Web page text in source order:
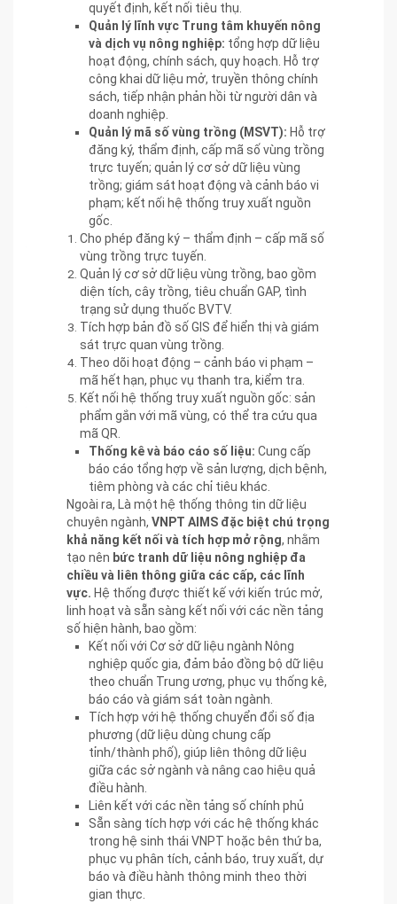
quyết định, kết nối tiêu thụ.
Quản lý lĩnh vực Trung tâm khuyến nông
và dịch vụ nông nghiệp: tổng hợp dữ liệu
hoạt động, chính sách, quy hoạch. Hỗ trợ
công khai dữ liệu mở, truyền thông chính
sách, tiếp nhận phản hồi từ người dân và
doanh nghiệp.
Quản lý mã số vùng trồng (MSVT): Hỗ trợ
đăng ký, thẩm định, cấp mã số vùng trồng
trực tuyến; quản lý cơ sở dữ liệu vùng
trồng; giám sát hoạt động và cảnh báo vi
phạm; kết nối hệ thống truy xuất nguồn
gốc.
Cho phép đăng ký – thẩm định – cấp mã số
vùng trồng trực tuyến.
Quản lý cơ sở dữ liệu vùng trồng, bao gồm
diện tích, cây trồng, tiêu chuẩn GAP, tình
trạng sử dụng thuốc BVTV.
Tích hợp bản đồ số GIS để hiển thị và giám
sát trực quan vùng trồng.
Theo dõi hoạt động – cảnh báo vi phạm –
mã hết hạn, phục vụ thanh tra, kiểm tra.
Kết nối hệ thống truy xuất nguồn gốc: sản
phẩm gắn với mã vùng, có thể tra cứu qua
mã QR.
Thống kê và báo cáo số liệu: Cung cấp
báo cáo tổng hợp về sản lượng, dịch bệnh,
tiêm phòng và các chỉ tiêu khác.
Ngoài ra, Là một hệ thống thông tin dữ liệu
chuyên ngành, VNPT AIMS đặc biệt chú trọng
khả năng kết nối và tích hợp mở rộng, nhằm
tạo nên bức tranh dữ liệu nông nghiệp đa
chiều và liên thông giữa các cấp, các lĩnh
vực. Hệ thống được thiết kế với kiến trúc mở,
linh hoạt và sẵn sàng kết nối với các nền tảng
số hiện hành, bao gồm:
Kết nối với Cơ sở dữ liệu ngành Nông
nghiệp quốc gia, đảm bảo đồng bộ dữ liệu
theo chuẩn Trung ương, phục vụ thống kê,
báo cáo và giám sát toàn ngành.
Tích hợp với hệ thống chuyển đổi số địa
phương (dữ liệu dùng chung cấp
tỉnh/thành phố), giúp liên thông dữ liệu
giữa các sở ngành và nâng cao hiệu quả
điều hành.
Liên kết với các nền tảng số chính phủ
Sẵn sàng tích hợp với các hệ thống khác
trong hệ sinh thái VNPT hoặc bên thứ ba,
phục vụ phân tích, cảnh báo, truy xuất, dự
báo và điều hành thông minh theo thời
gian thực.